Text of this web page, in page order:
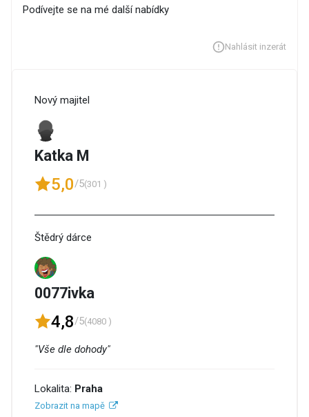
Podívejte se na mé další nabídky
Nahlásit inzerát
Nový majitel
Katka M
5,0/5(301 )
Štědrý dárce
0077ivka
4,8/5(4080 )
"Vše dle dohody"
Lokalita: Praha
Zobrazit na mapě